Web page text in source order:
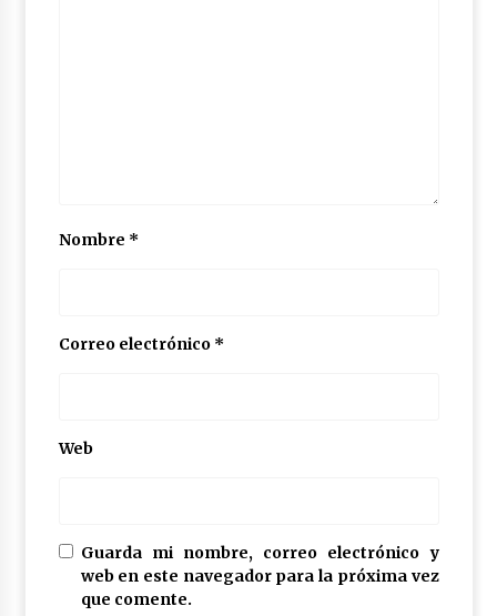
Nombre *
Correo electrónico *
Web
Guarda mi nombre, correo electrónico y
web en este navegador para la próxima vez
que comente.